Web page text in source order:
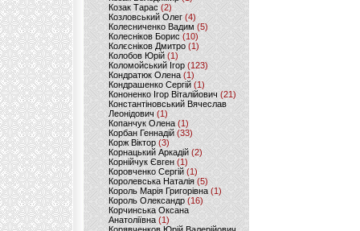
Козак Тарас (2)
Козловський Олег(4)
Колесниченко Вадим (5)
Колесніков Борис (10)
Колєсніков Дмитро (1)
Колобов Юрій (1)
Коломойський Ігор (123)
Кондратюк Олена(1)
Кондрашенко Сергій (1)
Кононенко Ігор Віталійович (21)
Константіновський Вячеслав
Леонідович (1)
Копанчук Олена (1)
Корбан Геннадій (33)
Корж Віктор (3)
Корнацький Аркадій (2)
Корнійчук Євген (1)
Коровченко Сергій (1)
Королевська Наталія(5)
Король Марія Григорівна (1)
Король Олександр (16)
Корчинська Оксана
Анатоліївна (1)